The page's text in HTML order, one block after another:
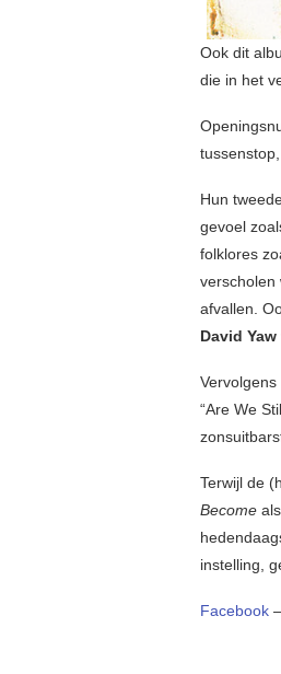
Ook dit
die in het
Hun
gevoel
folklores
verscholen
afvallen.
David Yaw
Vervolgens
“Are We
Terwijl de
Become
instelling,
Facebook –